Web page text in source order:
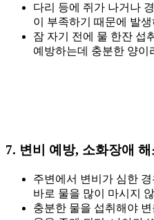
다리 등에 쥐가 나거나
이 부족하기 때문에 발
잠 자기 전에 물 한잔 섭
예방하는데 충분한 양이
7. 변비 예방, 소화장애 해
주변에서 변비가 심한
바로 물을 많이 마시지
충분한 물을 섭취해야